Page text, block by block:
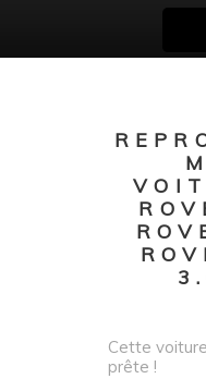
Cette
prête !